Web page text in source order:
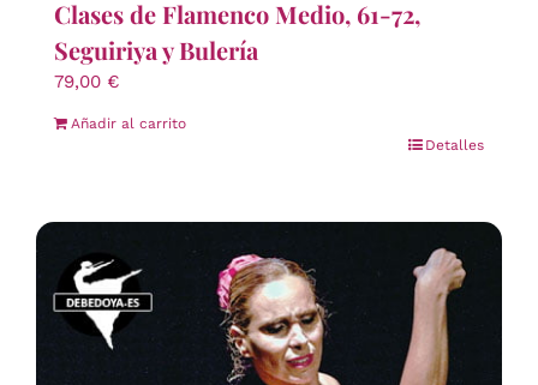
Clases de Flamenco Medio, 61-72,
Seguiriya y Bulería
79,00 €
Añadir al carrito
Detalles